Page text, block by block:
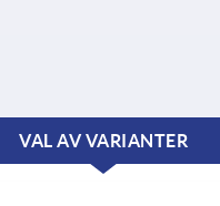
VAL AV VARIANTER
CURRENT
CURRENT